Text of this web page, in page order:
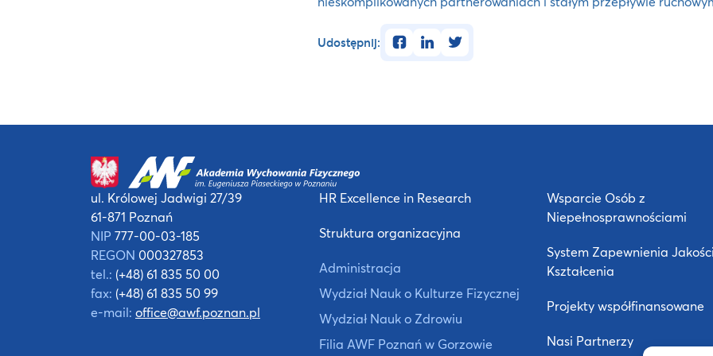
Udostępnij: facebooklinkedintwitter
ul. Królowej Jadwigi 27/39
61-871 Poznań
NIP 777-00-03-185
REGON 000327853
tel.: (+48) 61 835 50 00
fax: (+48) 61 835 50 99
e-mail: office@awf.poznan.pl
HR Excellence in Research
Struktura organizacyjna
Administracja
Wydział Nauk o Kulturze Fizycznej
Wydział Nauk o Zdrowiu
Filia AWF Poznań w Gorzowie
Wsparcie Osób z
Niepełnosprawnościami
System Zapewnienia Jakości
Kształcenia
Projekty współfinansowane
Nasi Partnerzy